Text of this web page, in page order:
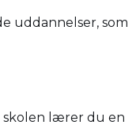
uddannelser, som
skolen lærer du en